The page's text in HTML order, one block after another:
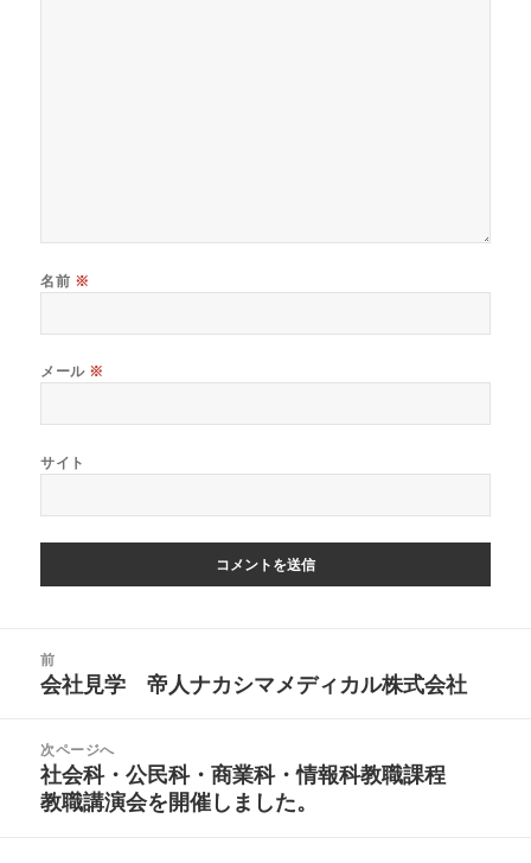
名前 ※
メール ※
サイト
前
前
稿:
会社見学 帝人ナカシマメディカル株式会社
次ページへ
次
の
社会科・公民科・商業科・情報科教職課程
教職講演会を開催しました。